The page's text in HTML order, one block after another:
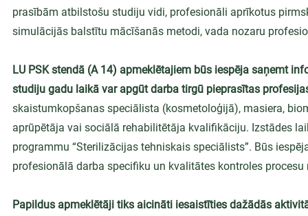
prasībām atbilstošu studiju vidi, profesionāli aprīkotus
simulācijās balstītu mācīšanās metodi, vada nozaru
LU PSK stendā (A 14) apmeklētajiem būs iespēja saņemt
studiju gadu laikā var apgūt darba tirgū pieprasītas
skaistumkopšanas speciālista (kosmetoloģijā), masiera,
aprūpētāja vai sociālā rehabilitētāja kvalifikāciju. Izstādes
programmu “Sterilizācijas tehniskais speciālists”. Būs
profesionālā darba specifiku un kvalitātes kontroles
Papildus apmeklētāji tiks aicināti iesaistīties dažādās